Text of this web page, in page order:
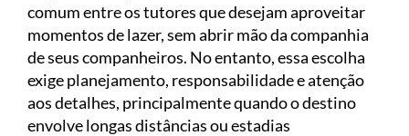
comum entre os tutores que desejam aproveitar
momentos de lazer, sem abrir mão da companhia
de seus companheiros. No entanto, essa escolha
exige planejamento, responsabilidade e atenção
aos detalhes, principalmente quando o destino
envolve longas distâncias ou estadias